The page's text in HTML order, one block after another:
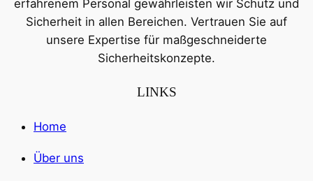
erfahrenem Personal gewährleisten wir Schutz und
Sicherheit in allen Bereichen. Vertrauen Sie auf
unsere Expertise für maßgeschneiderte
Sicherheitskonzepte.
LINKS
Home
Über uns